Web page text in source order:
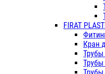
FIRAT
Кран
Трубы
Трубы